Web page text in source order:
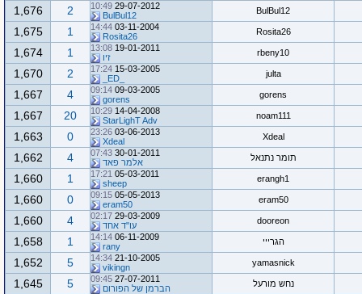
BulBul12
29-07-2012
10:49
BulBul12
2
1,676
Rosita26
03-11-2004
14:44
Rosita26
1
1,675
rbeny10
19-01-2011
13:08
זיו
1
1,674
julta
15-03-2005
17:24
2
1,670
gorens
09-03-2005
09:14
gorens
4
1,667
noam111
14-04-2008
10:29
StarLighT Adv
20
1,667
Xdeal
03-06-2013
23:26
Xdeal
0
1,663
תומר נתנאל 30-01-2011
07:43
אלמר פאד
4
1,662
erangh1
05-03-2011
17:21
sheep
1
1,660
eram50
05-05-2013
09:15
eram50
0
1,660
dooreon
29-03-2009
02:17
עו"ד אחד
4
1,660
הגרייי 06-11-2009
14:14
rany
1
1,658
yamasnick
21-10-2005
14:34
vikingn
5
1,652
נחש מורעל 27-07-2011
09:45
הברמן של הפורום
5
1,645